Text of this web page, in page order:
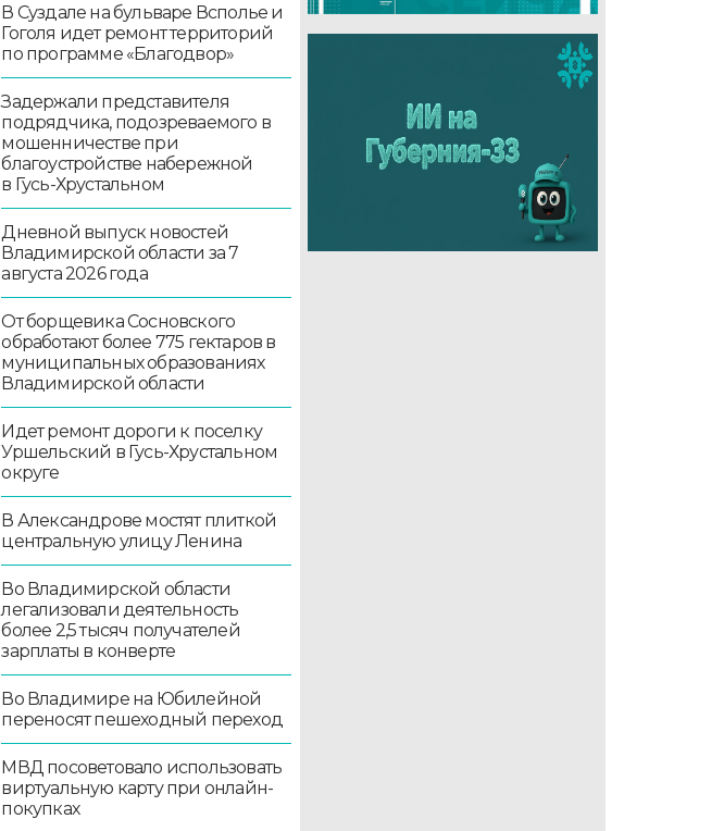
В Суздале на бульваре Всполье и
Гоголя идет ремонт территорий
по программе «Благодвор»
Задержали представителя
подрядчика, подозреваемого в
мошенничестве при
благоустройстве набережной
в Гусь-Хрустальном
Дневной выпуск новостей
Владимирской области за 7
августа 2026 года
От борщевика Сосновского
обработают более 775 гектаров в
муниципальных образованиях
Владимирской области
Идет ремонт дороги к поселку
Уршельский в Гусь-Хрустальном
округе
В Александрове мостят плиткой
центральную улицу Ленина
Во Владимирской области
легализовали деятельность
более 2,5 тысяч получателей
зарплаты в конверте
Во Владимире на Юбилейной
переносят пешеходный переход
МВД посоветовало использовать
виртуальную карту при онлайн-
покупках